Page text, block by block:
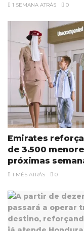
1 SEMANA ATRÁS 0
Emirates
de 3.500
próximas
1 MÊS ATRÁS 0